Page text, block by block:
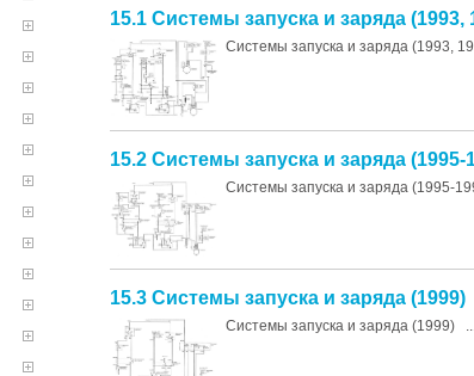
15.1 Системы запуска и заряда (1993,
Системы запуска и заряда (1993,
15.2 Системы запуска и заряда (1995-
Системы запуска и заряда (1995-
15.3 Системы запуска и заряда (1999)
Системы запуска и заряда (1999) ...